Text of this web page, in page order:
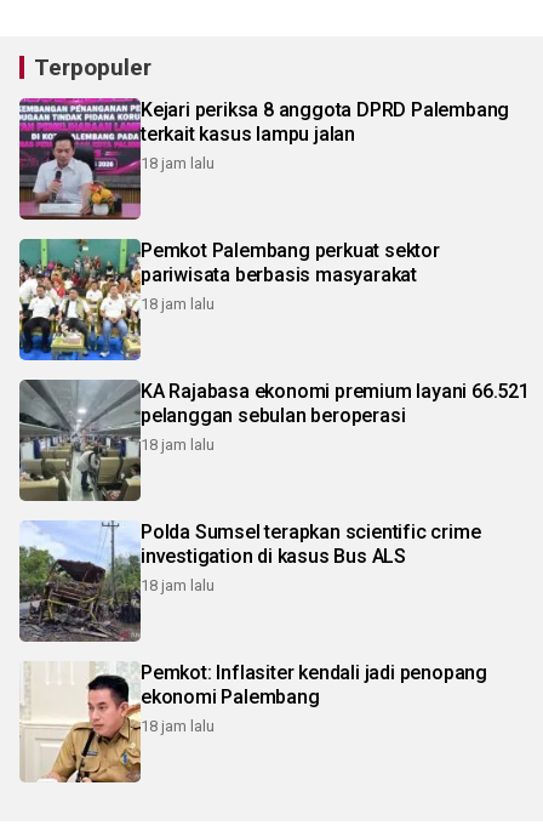
Terpopuler
Kejari periksa 8 anggota DPRD Palembang
terkait kasus lampu jalan
18 jam lalu
Pemkot Palembang perkuat sektor
pariwisata berbasis masyarakat
18 jam lalu
KA Rajabasa ekonomi premium layani 66.521
pelanggan sebulan beroperasi
18 jam lalu
Polda Sumsel terapkan scientific crime
investigation di kasus Bus ALS
18 jam lalu
Pemkot: Inflasiter kendali jadi penopang
ekonomi Palembang
18 jam lalu